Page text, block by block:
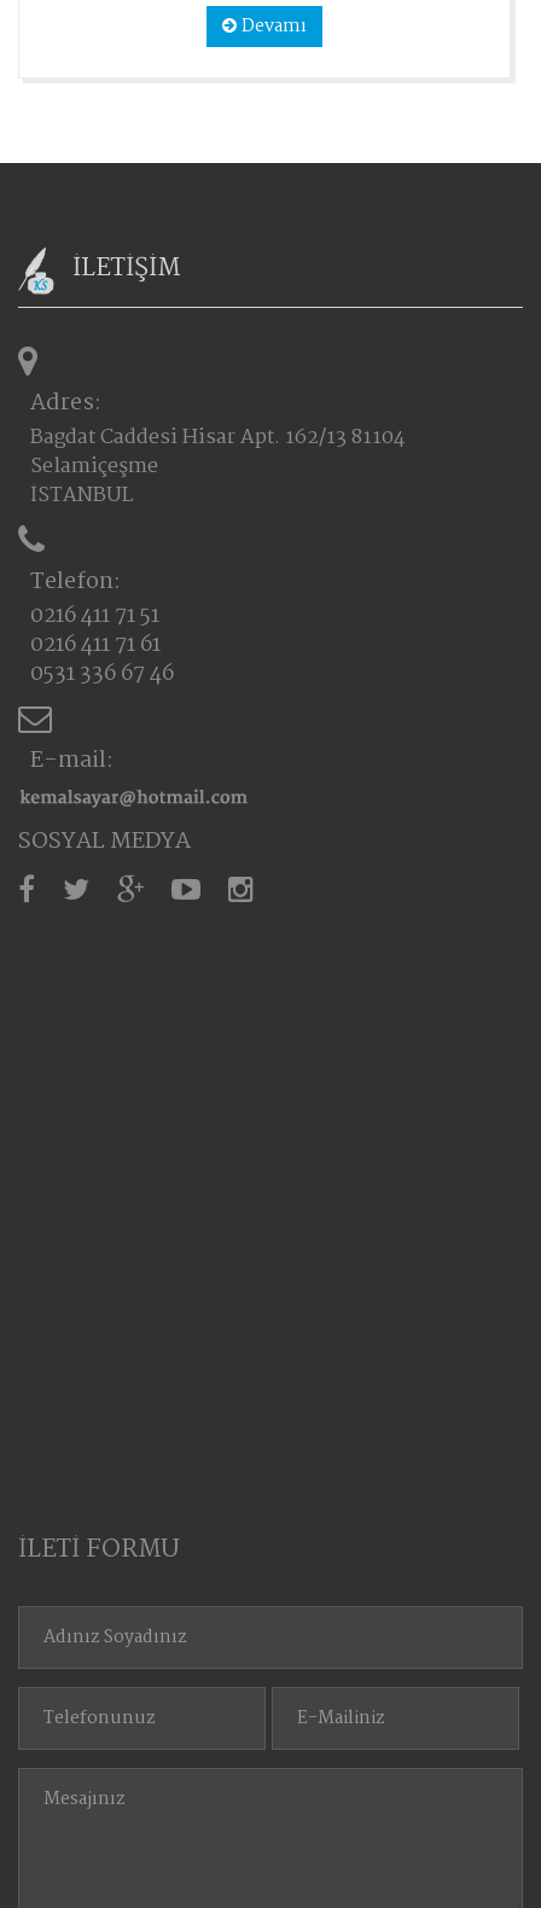
Devamı
İLETİŞİM
Adres:
Bagdat Caddesi Hisar Apt. 162/13 81104
Selamiçeşme
İSTANBUL
Telefon:
0216 411 71 51
0216 411 71 61
0531 336 67 46
E-mail:
SOSYAL MEDYA
İLETİ FORMU